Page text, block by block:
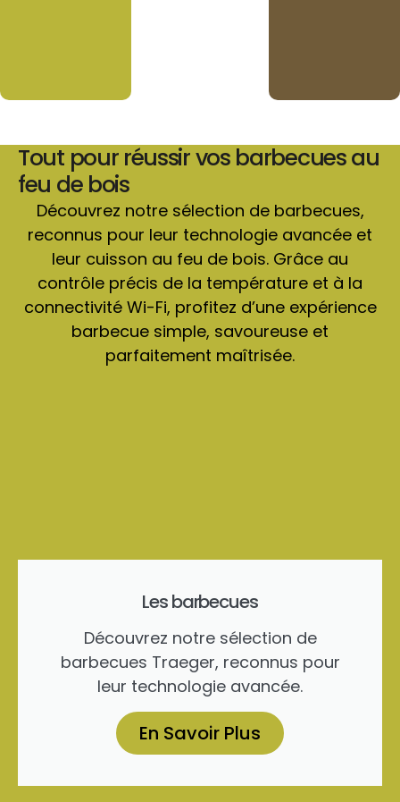
Tout pour réussir vos barbecues au
feu de bois
Découvrez notre sélection de barbecues,
reconnus pour leur technologie avancée et
leur cuisson au feu de bois. Grâce au
contrôle précis de la température et à la
connectivité Wi-Fi, profitez d’une expérience
barbecue simple, savoureuse et
parfaitement maîtrisée.
Les barbecues
Découvrez notre sélection de
barbecues Traeger, reconnus pour
leur technologie avancée.
En Savoir Plus